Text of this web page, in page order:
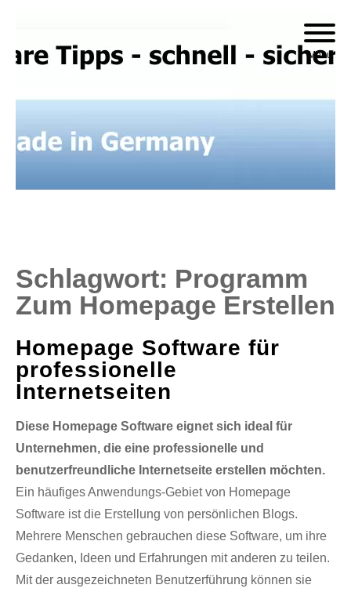
to
content
Menu
Schlagwort: Programm
Zum Homepage Erstellen
Homepage Software für
professionelle
Internetseiten
Diese Homepage Software eignet sich ideal für
Unternehmen, die eine professionelle und
benutzerfreundliche Internetseite erstellen möchten.
Ein häufiges Anwendungs-Gebiet von Homepage
Software ist die Erstellung von persönlichen Blogs.
Mehrere Menschen gebrauchen diese Software, um ihre
Gedanken, Ideen und Erfahrungen mit anderen zu teilen.
Mit der ausgezeichneten Benutzerführung können sie